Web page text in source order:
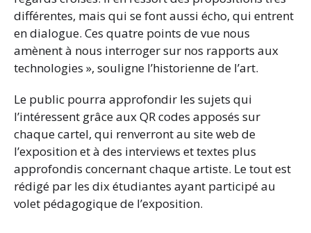
différentes, mais qui se font aussi écho, qui entrent
en dialogue. Ces quatre points de vue nous
amènent à nous interroger sur nos rapports aux
technologies », souligne l’historienne de l’art.
Le public pourra approfondir les sujets qui
l’intéressent grâce aux QR codes apposés sur
chaque cartel, qui renverront au site web de
l’exposition et à des interviews et textes plus
approfondis concernant chaque artiste. Le tout est
rédigé par les dix étudiantes ayant participé au
volet pédagogique de l’exposition.